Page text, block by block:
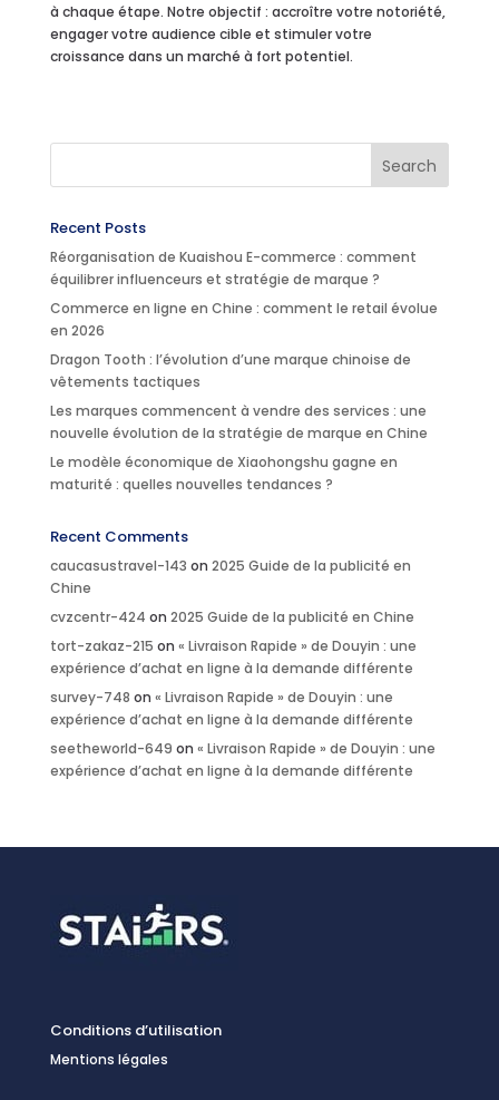
à chaque étape. Notre objectif : accroître votre notoriété,
engager votre audience cible et stimuler votre
croissance dans un marché à fort potentiel.
Recent Posts
Réorganisation de Kuaishou E-commerce : comment
équilibrer influenceurs et stratégie de marque ?
Commerce en ligne en Chine : comment le retail évolue
en 2026
Dragon Tooth : l’évolution d’une marque chinoise de
vêtements tactiques
Les marques commencent à vendre des services : une
nouvelle évolution de la stratégie de marque en Chine
Le modèle économique de Xiaohongshu gagne en
maturité : quelles nouvelles tendances ?
Recent Comments
caucasustravel-143 on 2025 Guide de la publicité en
Chine
cvzcentr-424 on 2025 Guide de la publicité en Chine
tort-zakaz-215 on « Livraison Rapide » de Douyin : une
expérience d’achat en ligne à la demande différente
survey-748 on « Livraison Rapide » de Douyin : une
expérience d’achat en ligne à la demande différente
seetheworld-649 on « Livraison Rapide » de Douyin : une
expérience d’achat en ligne à la demande différente
Conditions d’utilisation
Mentions légales